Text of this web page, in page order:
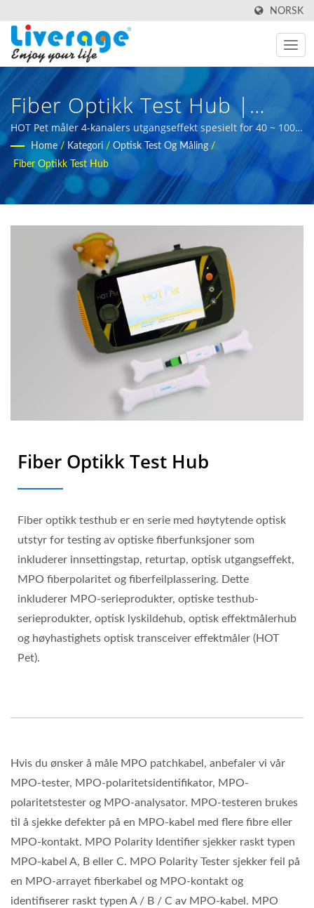
NORSK
Fiber Optikk Test Hub |
Høyytelses Fiberoptiske
Transceivere For 5g-Nettverk
HOT Pet måler 4-kanalers utgangseffekt spesielt for 40 ~ 100G
optiske transceivere. | fiberoptisk måleutstyr for
internasjonale kjøpere
Home / Kategori / Optisk Test Og Måling /
Fiber Optikk Test Hub
Fiber Optikk Test Hub
Fiber optikk testhub er en serie med høytytende optisk
utstyr for testing av optiske fiberfunksjoner som
inkluderer innsettingstap, returtap, optisk utgangseffekt,
MPO fiberpolaritet og fiberfeilplassering. Dette
inkluderer MPO-serieprodukter, optiske testhub-
serieprodukter, optisk lyskildehub, optisk effektmålerhub
og høyhastighets optisk transceiver effektmåler (HOT
Pet).
Hvis du ønsker å måle MPO patchkabel, anbefaler vi vår
MPO-tester, MPO-polaritetsidentifikator, MPO-
polaritetstester og MPO-analysator. MPO-testeren brukes
til å sjekke defekter på en MPO-kabel med flere fibre eller
MPO-kontakt. MPO Polarity Identifier sjekker raskt typen
MPO-kabel A, B eller C. MPO Polarity Tester sjekker feil på
en MPO-arrayet fiberkabel og MPO-kontakt og
identifiserer raskt typen A / B / C av MPO-kabel. MPO